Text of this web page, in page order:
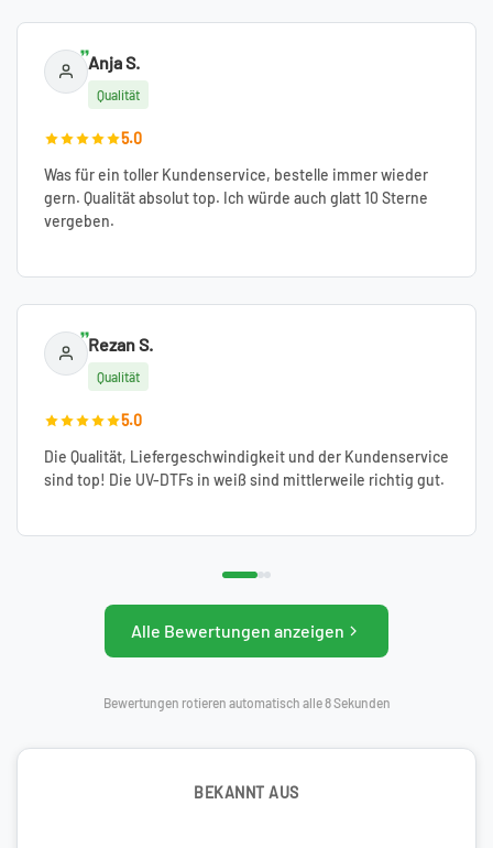
Anja S.
Qualität
5.0
Was für ein toller Kundenservice, bestelle immer wieder
gern. Qualität absolut top. Ich würde auch glatt 10 Sterne
vergeben.
Rezan S.
Qualität
5.0
Die Qualität, Liefergeschwindigkeit und der Kundenservice
sind top! Die UV-DTFs in weiß sind mittlerweile richtig gut.
Alle Bewertungen anzeigen
Bewertungen rotieren automatisch alle 8 Sekunden
BEKANNT AUS